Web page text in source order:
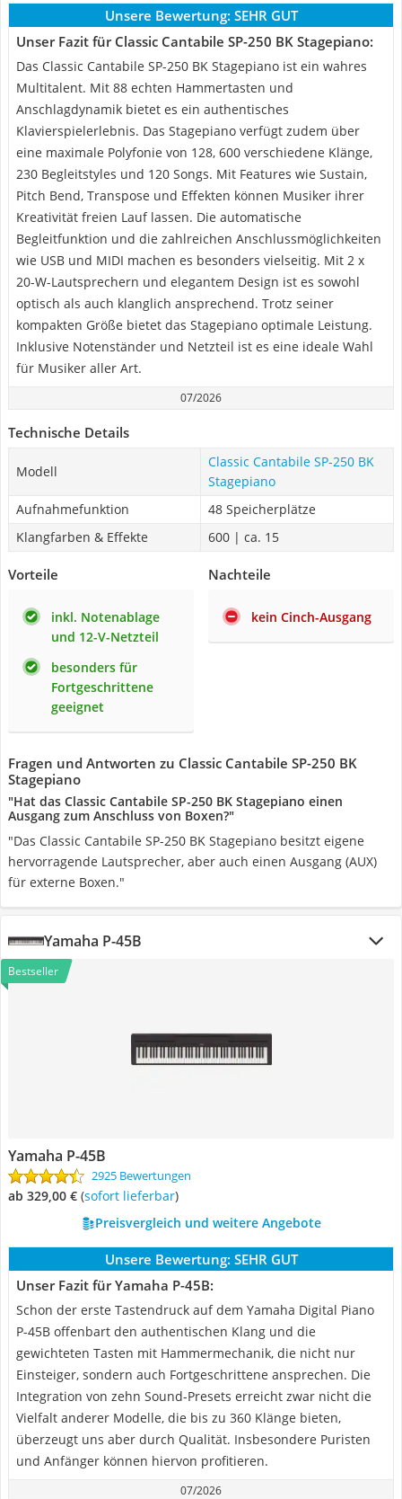
Unsere Bewertung: SEHR GUT
Unser Fazit für Classic Cantabile SP-250 BK Stagepiano:
Das Classic Cantabile SP-250 BK Stagepiano ist ein wahres
Multitalent. Mit 88 echten Hammertasten und
Anschlagdynamik bietet es ein authentisches
Klavierspielerlebnis. Das Stagepiano verfügt zudem über
eine maximale Polyfonie von 128, 600 verschiedene Klänge,
230 Begleitstyles und 120 Songs. Mit Features wie Sustain,
Pitch Bend, Transpose und Effekten können Musiker ihrer
Kreativität freien Lauf lassen. Die automatische
Begleitfunktion und die zahlreichen Anschlussmöglichkeiten
wie USB und MIDI machen es besonders vielseitig. Mit 2 x
20-W-Lautsprechern und elegantem Design ist es sowohl
optisch als auch klanglich ansprechend. Trotz seiner
kompakten Größe bietet das Stagepiano optimale Leistung.
Inklusive Notenständer und Netzteil ist es eine ideale Wahl
für Musiker aller Art.
07/2026
Technische Details
Modell
Classic Cantabile SP-250 BK
Stagepiano
Aufnahmefunktion
48 Speicherplätze
Klangfarben & Effekte
600 | ca. 15
Vorteile
inkl. Notenablage
und 12-V-Netzteil
besonders für
Fortgeschrittene
geeignet
Nachteile
kein Cinch-Ausgang
Fragen und Antworten zu Classic Cantabile SP-250 BK
Stagepiano
"Hat das Classic Cantabile SP-250 BK Stagepiano einen
Ausgang zum Anschluss von Boxen?"
"Das Classic Cantabile SP-250 BK Stagepiano besitzt eigene
hervorragende Lautsprecher, aber auch einen Ausgang (AUX)
für externe Boxen."
Yamaha P-45B
Bestseller
Yamaha P-45B
2925 Bewertungen
ab 329,00 € ( Sofort lieferbar)
Preisvergleich und weitere Angebote
Unsere Bewertung: SEHR GUT
Unser Fazit für Yamaha P-45B:
Schon der erste Tastendruck auf dem Yamaha Digital Piano
P-45B offenbart den authentischen Klang und die
gewichteten Tasten mit Hammermechanik, die nicht nur
Einsteiger, sondern auch Fortgeschrittene ansprechen. Die
Integration von zehn Sound-Presets erreicht zwar nicht die
Vielfalt anderer Modelle, die bis zu 360 Klänge bieten,
überzeugt uns aber durch Qualität. Insbesondere Puristen
und Anfänger können hiervon profitieren.
07/2026